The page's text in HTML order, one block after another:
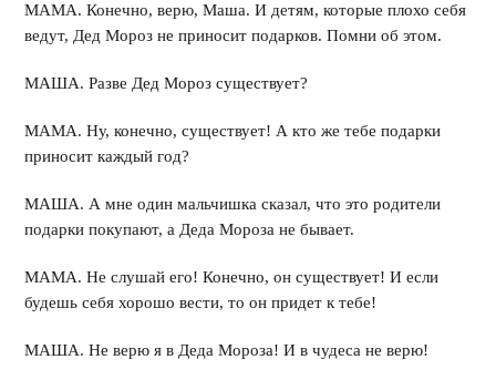
МАМА. Конечно, верю, Маша. И детям, которые плохо себя
ведут, Дед Мороз не приносит подарков. Помни об этом.
МАША. Разве Дед Мороз существует?
МАМА. Ну, конечно, существует! А кто же тебе подарки
приносит каждый год?
МАША. А мне один мальчишка сказал, что это родители
подарки покупают, а Деда Мороза не бывает.
МАМА. Не слушай его! Конечно, он существует! И если
будешь себя хорошо вести, то он придет к тебе!
МАША. Не верю я в Деда Мороза! И в чудеса не верю!